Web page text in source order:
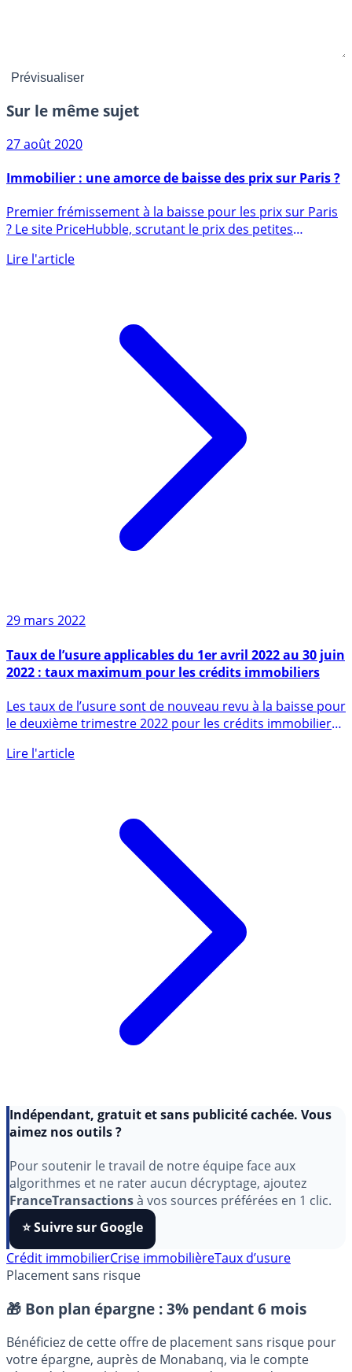
Sur le même sujet
27 août 2020
Immobilier : une amorce de baisse des prix sur Paris ?
? Le site PriceHubble, scrutant le prix des petites
29 mars 2022
Taux de l’usure applicables du 1er avril 2022 au 30 juin
2022 : taux maximum pour les crédits immobiliers
le deuxième trimestre 2022 pour les crédits immobiliers
aimez nos outils ?
Pour soutenir le travail de notre équipe face aux
algorithmes et ne rater aucun décryptage, ajoutez
FranceTransactionsà vos sources préférées en 1 clic.
⭐️ Suivre sur Google
Placement sans risque
🎁 Bon plan épargne : 3% pendant 6 mois